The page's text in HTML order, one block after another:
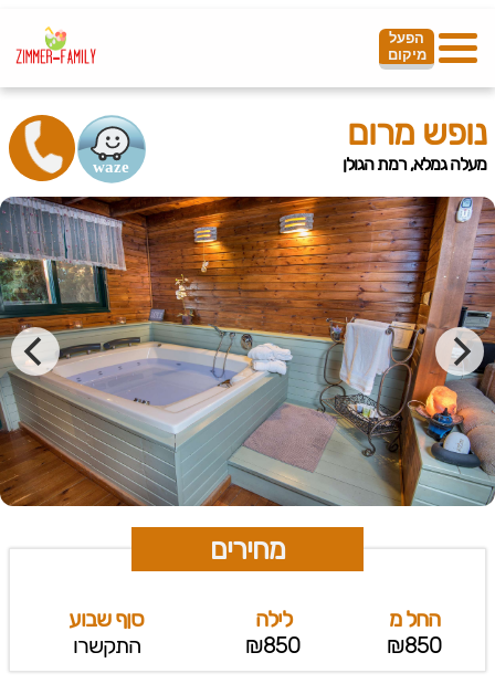
הפעל
מיקום
נופש מרום
מעלה גמלא, רמת הגולן
מחירים
החל מ
₪850
לילה
₪850
סןף שבוע
התקשרו